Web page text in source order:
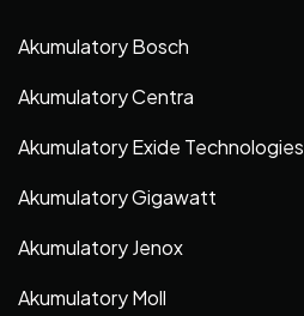
Akumulatory Bosch
Akumulatory Centra
Akumulatory Exide Technologies
Akumulatory Gigawatt
Akumulatory Jenox
Akumulatory Moll